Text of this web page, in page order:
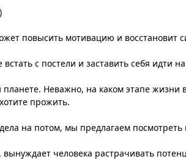
повысить мотивацию и
с постели и заставить себя идти
Неважно, на каком этапе
прожить.
на потом, мы предлагаем
человека растрачивать